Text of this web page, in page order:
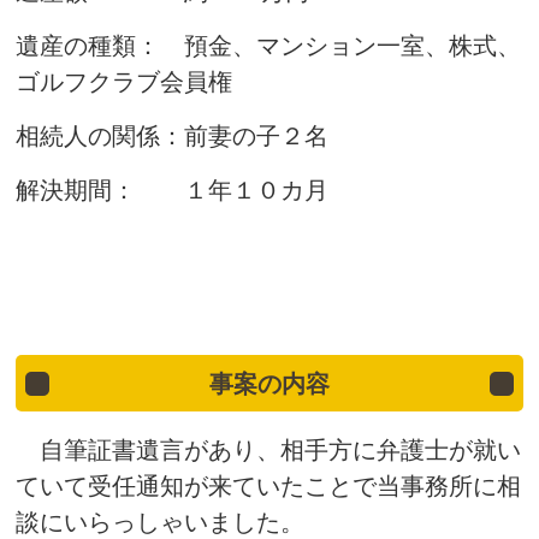
遺産の種類： 預金、マンション一室、株式、
ゴルフクラブ会員権
相続人の関係：前妻の子２名
解決期間： １年１０カ月
事案の内容
自筆証書遺言があり、相手方に弁護士が就い
ていて受任通知が来ていたことで当事務所に相
談にいらっしゃいました。